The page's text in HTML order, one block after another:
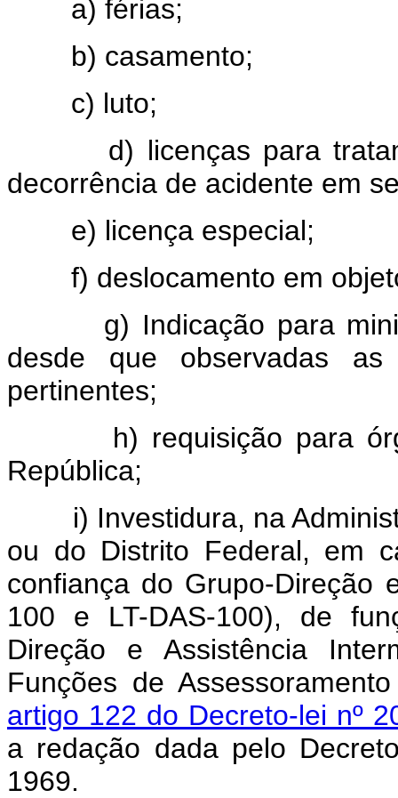
a) férias;
b) casamento;
c) luto;
d) licenças para
decorrência de acidente em
e) licença especial;
f) deslocamento em
g) Indicação para
desde que observadas
pertinentes;
h) requisição para
República;
i) Investidura, na
ou do Distrito Federal, em
confiança do Grupo-Direção
100 e LT-DAS-100), de
Direção e Assistência
Funções de
artigo 122 do Decreto-lei nº
a redação dada pelo
1969.